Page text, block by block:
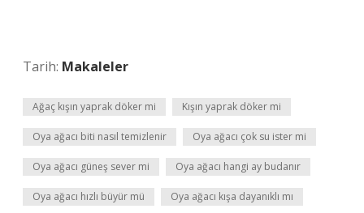
Tarih: Makaleler
Ağaç kışın yaprak döker mi Kışın yaprak döker mi
Oya ağacı biti nasıl temizlenir Oya ağacı çok su ister mi
Oya ağacı güneş sever mi Oya ağacı hangi ay budanır
Oya ağacı hızlı büyür mü Oya ağacı kışa dayanıklı mı